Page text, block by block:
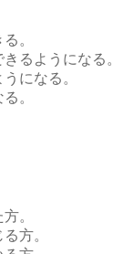
。
るようになる。
になる。
。
。
方。